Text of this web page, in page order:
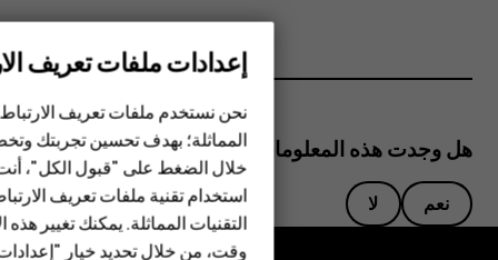
الهواتف الذكية
الهواتف المميزة
الأكسسوارات
HMD Terra M
هل وجدت هذه المعلومات مفيدة؟
نعم لا
إعدادات ملفات تعريف
نحن نستخدم ملفات تعريف
المماثلة؛ بهدف تحسين تجربتك
خلال الضغط على "قبول الكل"،
استخدام تقنية ملفات تعريف
التقنيات المماثلة. يمكنك تغيير
وقت، من خلال تحديد خيار